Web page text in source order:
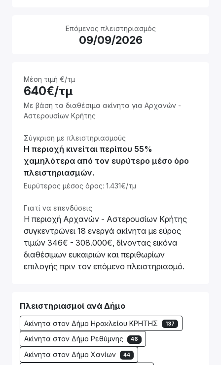
Επόμενος πλειστηριασμός
09/09/2026
Μέση τιμή €/τμ
640€/τμ
Με βάση τα διαθέσιμα ακίνητα για Αρχανών -
Αστερουσίων Κρήτης
Σύγκριση με πλειστηριασμούς
Η περιοχή κινείται περίπου 55%
χαμηλότερα από τον ευρύτερο μέσο όρο
πλειστηριασμών.
Ευρύτερος μέσος όρος: 1.431€/τμ
Γιατί να επενδύσεις
Η περιοχή Αρχανών - Αστερουσίων Κρήτης
συγκεντρώνει 18 ενεργά ακίνητα με εύρος
τιμών 346€ - 308.000€, δίνοντας εικόνα
διαθέσιμων ευκαιριών και περιθωρίων
επιλογής πριν τον επόμενο πλειστηριασμό.
Πλειστηριασμοί ανά Δήμο
Ακίνητα στον Δήμο Ηρακλείου ΚΡΗΤΗΣ 137
Ακίνητα στον Δήμο Ρεθύμνης 46
Ακίνητα στον Δήμο Χανίων 44